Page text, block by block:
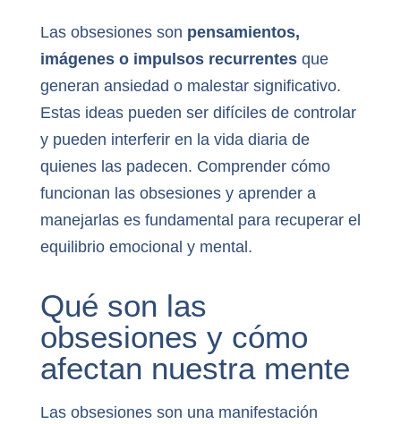
Las obsesiones son pensamientos,
imágenes o impulsos recurrentesque
generan ansiedad o malestar significativo.
Estas ideas pueden ser difíciles de controlar
y pueden interferir en la vida diaria de
quienes las padecen. Comprender cómo
funcionan las obsesiones y aprender a
manejarlas es fundamental para recuperar el
equilibrio emocional y mental.
Qué son las
obsesiones y cómo
afectan nuestra mente
Las obsesiones son una manifestación